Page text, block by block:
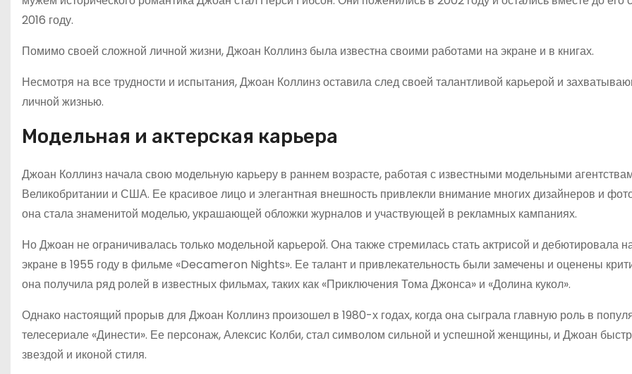
2016 году.
Помимо своей сложной личной жизни, Джоан Коллинз была известна своими работами на экране и в книгах.
Несмотря на все трудности и испытания, Джоан Коллинз оставила след своей талантливой карьерой и
личной жизнью.
Модельная и актерская карьера
Джоан Коллинз начала свою модельную карьеру в раннем возрасте, работая с известными модельными
Великобритании и США. Ее красивое лицо и элегантная внешность привлекли внимание многих дизайнеров и
она стала знаменитой моделью, украшающей обложки журналов и участвующей в рекламных кампаниях.
Но Джоан не ограничивалась только модельной карьерой. Она также стремилась стать актрисой и дебютировала
экране в 1955 году в фильме «Decameron Nights». Ее талант и привлекательность были замечены и оценены
она получила ряд ролей в известных фильмах, таких как «Приключения Тома Джонса» и «Долина кукол».
Однако настоящий прорыв для Джоан Коллинз произошел в 1980-х годах, когда она сыграла главную роль в
телесериале «Динести». Ее персонаж, Алексис Колби, стал символом сильной и успешной женщины, и Джоан
звездой и иконой стиля.